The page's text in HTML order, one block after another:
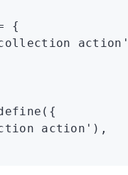
{
action'
({
action' ) ,